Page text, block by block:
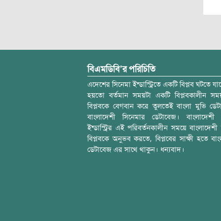
বিএমডিবি’র পরিচিতি
এদেশের সিনেমা ইন্ডাস্ট্রিতে একটি বিপ্লব ঘটতে
হয়তো বর্তমান সময়টা একটি বিপ্লবকালীন
বিপ্লবকে বেগবান করে তুলতেই বাংলা মুভি
বাংলাদেশী সিনেমার ডেটাবেজ। বাংলাদেশী
ইন্ডাস্ট্রির এই পরিবর্তনকালীন সময়ে বাংলাদেশী
বিপ্লবকে অনুভব করতে, বিপ্লবের সাক্ষী হতে
ডেটাবেজ এর সাথে থাকুন। ধন্যবাদ।